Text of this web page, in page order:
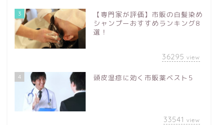
3
【専門家が評価】市販の白髪染め
シャンプーおすすめランキング8
選！
36295 view
4 頭皮湿疹に効く市販薬ベスト5
33541 view